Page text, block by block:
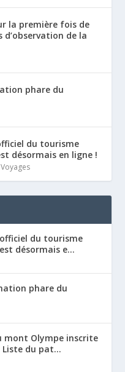
la première fois de
de la
phare du
du tourisme
désormais en ligne !
Voyages
du tourisme
désormais e...
phare du
mont Olympe inscrite
du pat...